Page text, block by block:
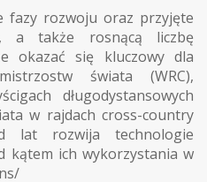
fazy rozwoju oraz przyjęte
a także rosnącą liczbę
okazać się kluczowy dla
świata (WRC),
długodystansowych
w rajdach cross-country
lat rozwija technologie
kątem ich wykorzystania w